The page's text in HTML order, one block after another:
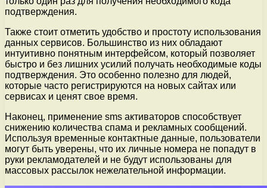
подтверждения.
Также стоит отметить удобство и простоту использования
данных сервисов. Большинство из них обладают
интуитивно понятным интерфейсом, который позволяет
быстро и без лишних усилий получать необходимые коды
подтверждения. Это особенно полезно для людей,
которые часто регистрируются на новых сайтах или
сервисах и ценят свое время.
Наконец, применение sms активаторов способствует
снижению количества спама и рекламных сообщений.
Используя временные контактные данные, пользователи
могут быть уверены, что их личные номера не попадут в
руки рекламодателей и не будут использованы для
массовых рассылок нежелательной информации.